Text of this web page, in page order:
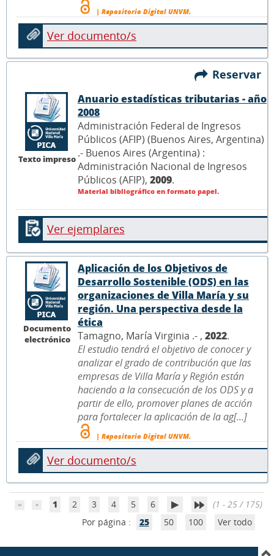
| Repositorio Digital UNVM.
Ver documento/s
Reservar
Texto impreso
Anuario estadísticas tributarias - año
2008
Administración Federal de Ingresos
Públicos (AFIP) (Buenos Aires, Argentina)
.- Buenos Aires (Argentina) :
Administración Nacional de Ingresos
Públicos (AFIP), 2009.
Material bibliográfico en formato papel.
Ver ejemplares
Documento
electrónico
Aplicación de los Objetivos de
Desarrollo Sostenible (ODS) en las
organizaciones de Villa María y su
región. Una perspectiva desde la
ética
Tamagno, María Virginia .- , 2022.
El estudio tendrá el objetivo de conocer y
analizar el grado de contribución que las
empresas de Villa María y Región están
haciendo a la consecución de los ODS y a
partir de ello, promover planes de acción
para fortalecer la aplicación de la ag[...]
| Repositorio Digital UNVM.
Ver documento/s
1 2 3 4 5 6
(1 - 25 / 175)
Por página :
25 50 100 Ver todo